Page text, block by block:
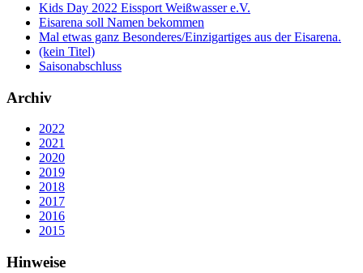
Kids Day 2022 Eissport Weißwasser e.V.
Eisarena soll Namen bekommen
Mal etwas ganz Besonderes/Einzigartiges aus der Eisarena.
(kein Titel)
Saisonabschluss
Archiv
2022
2021
2020
2019
2018
2017
2016
2015
Hinweise